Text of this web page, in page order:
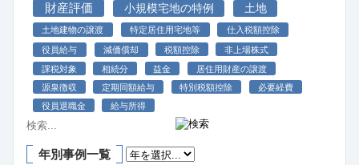
財産評価 小規模宅地の特例 土地
土地建物の譲渡 特定居住用宅地等 仕入税額控除
役員給与 減価償却 税額控除
非上場株式
課税対象
相続分 益金
居住用財産の譲渡
源泉徴収
定期同額給与 特別税額控除
必要経費
役員退職金
給与所得
年別事例一覧